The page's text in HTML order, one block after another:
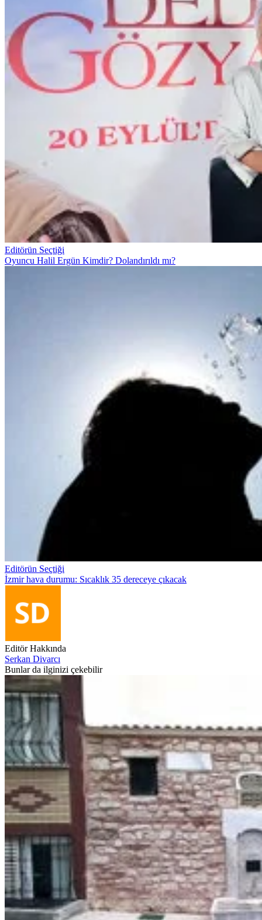
Editörün Seçtiği
Oyuncu Halil Ergün Kimdir? Dolandırıldı mı?
Editörün Seçtiği
İzmir hava durumu: Sıcaklık 35 dereceye çıkacak
Editör Hakkında
Serkan Divarcı
Bunlar da ilginizi çekebilir